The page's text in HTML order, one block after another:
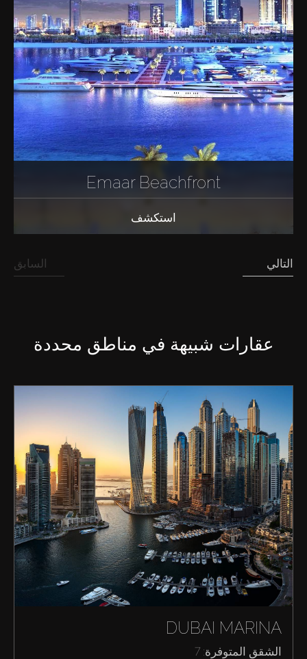
Emaar Beachfront
استكشف
السابق التالي
عقارات شبيهة في مناطق محددة
DUBAI MARINA
الشقق المتوفرة: 7